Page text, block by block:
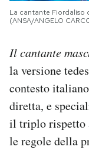
La cantante Fiordaliso
(ANSA/ANGELO
Il cantante
la versione
contesto
diretta, e
il triplo rispetto
le regole della